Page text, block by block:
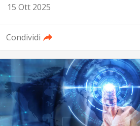
15 Ott 2025
Condividi